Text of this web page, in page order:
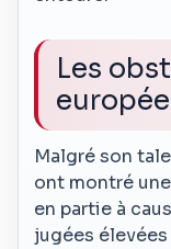
Les
Malgré son
ont montré
en partie à
jugées